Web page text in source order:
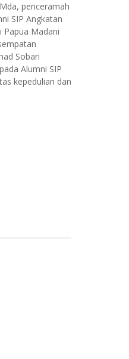
penceramah
SIP Angkatan
Papua Madani
Sobari
Alumni SIP
kepedulian dan